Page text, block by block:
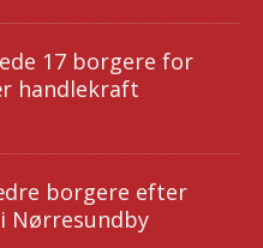
17 borgere for
handlekraft
borgere efter
Nørresundby